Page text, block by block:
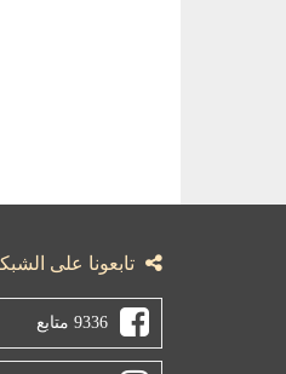
تابعونا على
9336 متابع